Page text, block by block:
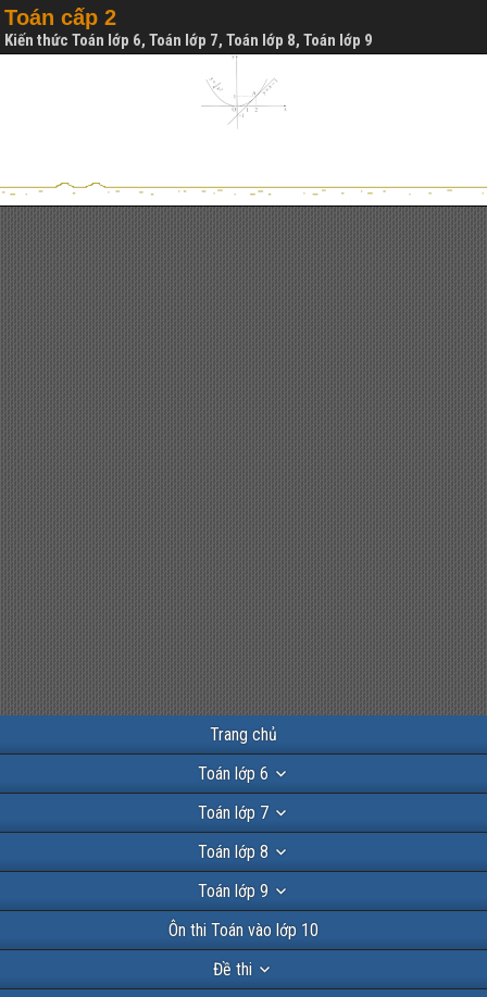
Toán cấp 2
Kiến thức Toán lớp 6, Toán lớp 7, Toán lớp 8, Toán lớp 9
Trang chủ
Toán lớp 6
Toán lớp 7
Toán lớp 8
Toán lớp 9
Ôn thi Toán vào lớp 10
Đề thi